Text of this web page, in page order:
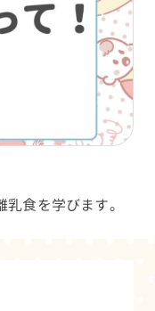
食を学びます。